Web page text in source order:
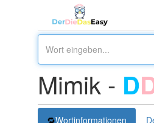
Mimik - D
Wortinformationen